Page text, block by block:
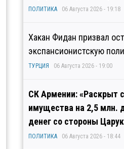
ПОЛИТИКА 06 Августа 2026 - 19:18
Хакан Фидан призвал
экспансионистскую
ТУРЦИЯ 06 Августа 2026 - 19:00
СК Армении: «Раскрыт
имущества на 2,5 млн.
денег со стороны
ПОЛИТИКА 06 Августа 2026 - 18:44